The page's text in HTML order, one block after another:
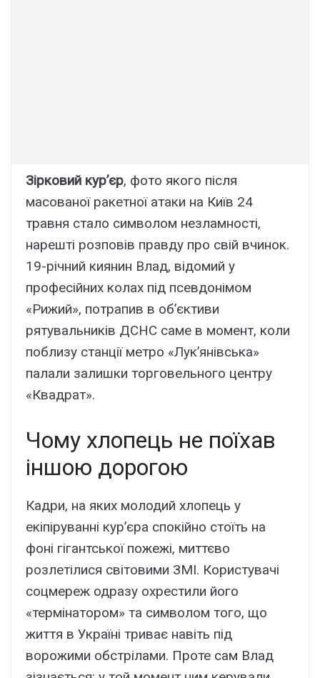
Зірковий кур’єр, фото якого після
масованої ракетної атаки на Київ 24
травня стало символом незламності,
нарешті розповів правду про свій вчинок.
19-річний киянин Влад, відомий у
професійних колах під псевдонімом
«Рижий», потрапив в об’єктиви
рятувальників ДСНС саме в момент, коли
поблизу станції метро «Лук’янівська»
палали залишки торговельного центру
«Квадрат».
Чому хлопець не поїхав
іншою дорогою
Кадри, на яких молодий хлопець у
екіпіруванні кур’єра спокійно стоїть на
фоні гігантської пожежі, миттєво
розлетілися світовими ЗМІ. Користувачі
соцмереж одразу охрестили його
«термінатором» та символом того, що
життя в Україні триває навіть під
ворожими обстрілами. Проте сам Влад